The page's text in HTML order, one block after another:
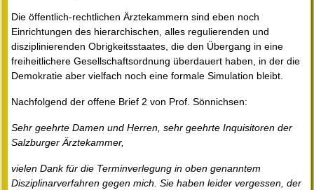
Die öffentlich-rechtlichen Ärztekammern sind eben noch
Einrichtungen des hierarchischen, alles regulierenden und
disziplinierenden Obrigkeitsstaates, die den Übergang in eine
freiheitlichere Gesellschaftsordnung überdauert haben, in der die
Demokratie aber vielfach noch eine formale Simulation bleibt.
Nachfolgend der offene Brief 2 von Prof. Sönnichsen:
Sehr geehrte Damen und Herren, sehr geehrte Inquisitoren der
Salzburger Ärztekammer,
vielen Dank für die Terminverlegung in oben genanntem
Disziplinarverfahren gegen mich. Sie haben leider vergessen, der